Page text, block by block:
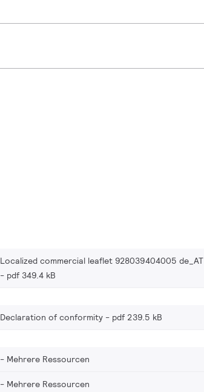
Localized commercial leaflet 928039404005 de_AT
pdf 349.4 kB
Declaration of conformity pdf 239.5 kB
Mehrere Ressourcen
Mehrere Ressourcen